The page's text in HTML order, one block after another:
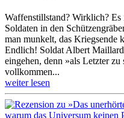
Waffenstillstand? Wirklich?
Soldaten in den
man munkelt, das Kriegs­en­de
Endlich! Soldat Albert
eingehen, denn »als Letzter zu
vollkommen...
weiter lesen